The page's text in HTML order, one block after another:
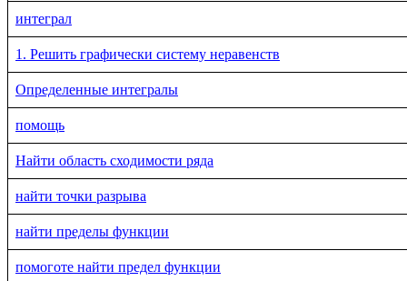
интеграл
1. Решить графически систему неравенств
Определенные интегралы
помощь
Найти область сходимости ряда
найти точки разрыва
найти пределы функции
помоготе найти предел функции